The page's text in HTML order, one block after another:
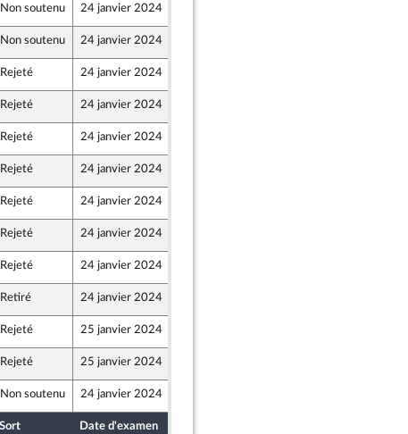
Non soutenu 24 janvier 2024
Non soutenu 24 janvier 2024
Rejeté 24 janvier 2024
Rejeté 24 janvier 2024
Rejeté 24 janvier 2024
Rejeté 24 janvier 2024
Rejeté 24 janvier 2024
Rejeté 24 janvier 2024
Rejeté 24 janvier 2024
- NUPES
Retiré 24 janvier 2024
Rejeté 25 janvier 2024
Rejeté 25 janvier 2024
et Territoires
Non soutenu 24 janvier 2024
Sort Date d'examen